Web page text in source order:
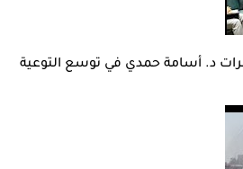
د. أسامة حمدي في توسع التوعية